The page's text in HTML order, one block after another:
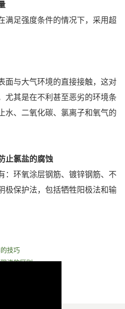
满足强度条件的情况下，采用超
面与大气环境的直接接触，这对
尤其是在不利甚至恶劣的环境条
水、二氧化碳、氯离子和氧气的
止氯盐的腐蚀
：环氧涂层钢筋、镀锌钢筋、不
极保护法，包括牺牲阳极法和输
技巧
浇的区别